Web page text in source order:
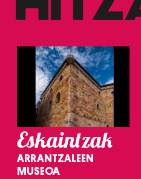
Eskaintzak
ARRANTZALEEN
MUSEOA